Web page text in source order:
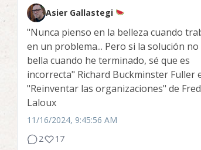
Asier Gallastegi
"Nunca pienso en la belleza cuando
en un problema... Pero si la solución no
bella cuando he terminado, sé que es
incorrecta" Richard Buckminster Fuller
"Reinventar las organizaciones" de
Laloux
11/16/2024, 9:45:56 AM
2
17